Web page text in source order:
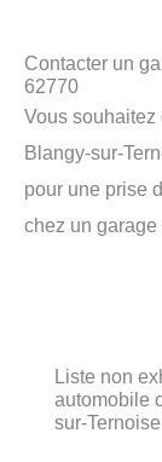
Contacter un
62770
Vous souhaitez
Blangy-sur-
pour une prise
chez un garage
Liste non
automobile
sur-